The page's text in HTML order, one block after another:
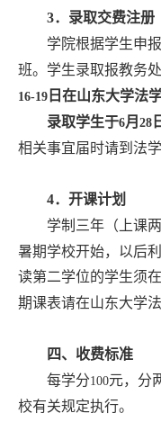
3．录取交费注册
学院根据学生申
班。学生录取报教务
16-19 日在山东大学法
录取学生于6月 28
相关事宜届时请到法
4．开课计划
学制三年（上课
暑期学校开始，以后
读第二学位的学生须
期课表请在山东大学
四、收费标准
每学分100元，分
校有关规定执行。